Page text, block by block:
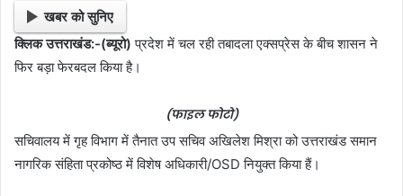
a
खबर को सुनिए
क्लिक उत्तराखंड:-(ब्यूरो) प्रदेश में चल रही तबादला एक्सप्रेस के बीच शासन ने
फिर बड़ा फेरबदल किया है।
(फाइल फोटो)
सचिवालय में गृह विभाग में तैनात उप सचिव अखिलेश मिश्रा को उत्तराखंड समान
नागरिक संहिता प्रकोष्ठ में विशेष अधिकारी/OSD नियुक्त किया हैं।